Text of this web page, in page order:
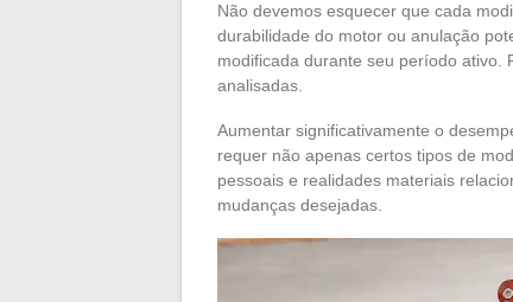
Não devemos esquecer que cada
durabilidade do motor ou anulação
modificada durante seu período ativo.
analisadas.
Aumentar significativamente o
requer não apenas certos tipos de
pessoais e realidades materiais
mudanças desejadas.